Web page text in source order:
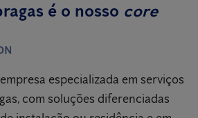
é o nosso core
especializada em serviços
com soluções diferenciadas